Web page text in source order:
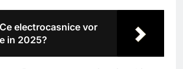
Ce electrocasnice vor
in 2025?